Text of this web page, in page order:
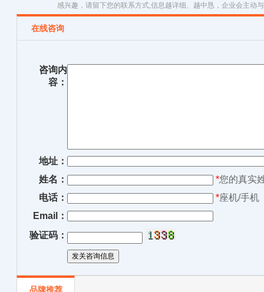
感兴趣，请留下您的联系方式,信息越详细、越中恳，企业会主动
在线咨询
咨询内
容：
地址：
姓名：
*您的真实
电话：
*座机/手机
Email：
验证码：
品牌推荐